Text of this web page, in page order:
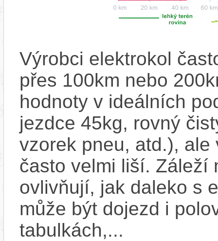
Výrobci elektrokol
přes 100km nebo
hodnoty v ideálních
jezdce 45kg, rovný
vzorek pneu, atd.),
často velmi liší. Záleží
ovlivňují, jak daleko s
může být dojezd i
tabulkách,...